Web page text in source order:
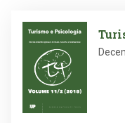
Image